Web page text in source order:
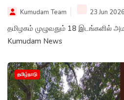
Kumudam Team 23 Jun
தமிழகம் முழுவதும் 18 இடங்களில்
Kumudam News
தமிழ்நாடு